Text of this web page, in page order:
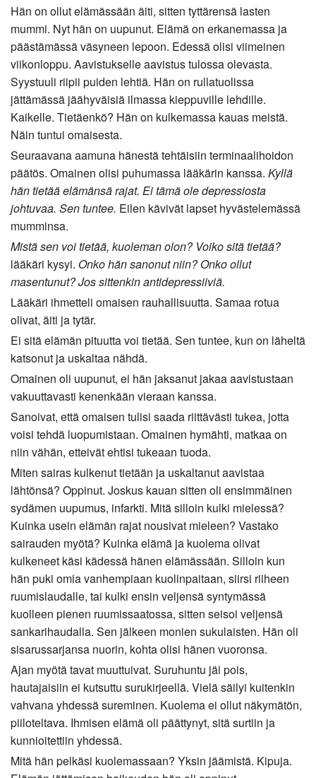
Hän on ollut elämässään äiti, sitten tyttärensä lasten
mummi. Nyt hän on uupunut. Elämä on erkanemassa ja
päästämässä väsyneen lepoon. Edessä olisi viimeinen
viikonloppu. Aavistukselle aavistus tulossa olevasta.
Syystuuli riipii puiden lehtiä. Hän on rullatuolissa
jättämässä jäähyväisiä ilmassa kieppuville lehdille.
Kaikelle. Tietäenkö? Hän on kulkemassa kauas meistä.
Näin tuntui omaisesta.
Seuraavana aamuna hänestä tehtäisiin terminaalihoidon
päätös. Omainen olisi puhumassa lääkärin kanssa. Kyllä
hän tietää elämänsä rajat. Ei tämä ole depressiosta
johtuvaa. Sen tuntee. Eilen kävivät lapset hyvästelemässä
mumminsa.
Mistä sen voi tietää, kuoleman olon? Voiko sitä tietää?
lääkäri kysyi. Onko hän sanonut niin? Onko ollut
masentunut? Jos sittenkin antidepressiiviä.
Lääkäri ihmetteli omaisen rauhallisuutta. Samaa rotua
olivat, äiti ja tytär.
Ei sitä elämän pituutta voi tietää. Sen tuntee, kun on läheltä
katsonut ja uskaltaa nähdä.
Omainen oli uupunut, ei hän jaksanut jakaa aavistustaan
vakuuttavasti kenenkään vieraan kanssa.
Sanoivat, että omaisen tulisi saada riittävästi tukea, jotta
voisi tehdä luopumistaan. Omainen hymähti, matkaa on
niin vähän, etteivät ehtisi tukeaan tuoda.
Miten sairas kulkenut tietään ja uskaltanut aavistaa
lähtönsä? Oppinut. Joskus kauan sitten oli ensimmäinen
sydämen uupumus, infarkti. Mitä silloin kulki mielessä?
Kuinka usein elämän rajat nousivat mieleen? Vastako
sairauden myötä? Kuinka elämä ja kuolema olivat
kulkeneet käsi kädessä hänen elämässään. Silloin kun
hän puki omia vanhempiaan kuolinpaitaan, siirsi riiheen
ruumislaudalle, tai kulki ensin veljensä syntymässä
kuolleen pienen ruumissaatossa, sitten seisoi veljensä
sankarihaudalla. Sen jälkeen monien sukulaisten. Hän oli
sisarussarjansa nuorin, kohta olisi hänen vuoronsa.
Ajan myötä tavat muuttuivat. Suruhuntu jäi pois,
hautajaisiin ei kutsuttu surukirjeellä. Vielä säilyi kuitenkin
vahvana yhdessä sureminen. Kuolema ei ollut näkymätön,
piiloteltava. Ihmisen elämä oli päättynyt, sitä surtiin ja
kunnioitettiin yhdessä.
Mitä hän pelkäsi kuolemassaan? Yksin jäämistä. Kipuja.